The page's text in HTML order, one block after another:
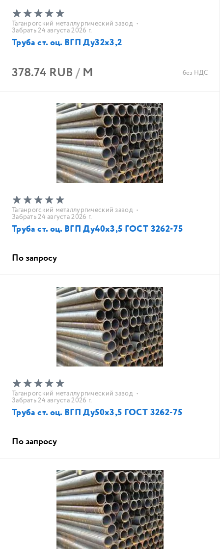
Таганрогский металлургический завод •
Забрать 24 августа 2026 г.
Труба ст. оц. ВГП Ду32х3,2
378.74 RUB/ М без НДС
Таганрогский металлургический завод •
Забрать 24 августа 2026 г.
Труба ст. оц. ВГП Ду40х3,5 ГОСТ 3262-75
По запросу
Таганрогский металлургический завод •
Забрать 24 августа 2026 г.
Труба ст. оц. ВГП Ду50х3,5 ГОСТ 3262-75
По запросу